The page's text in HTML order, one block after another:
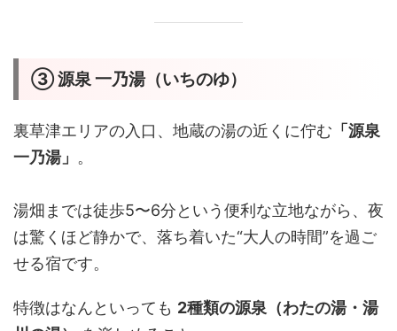
③ 源泉 一乃湯（いちのゆ）
裏草津エリアの入口、地蔵の湯の近くに佇む 「源泉
一乃湯」 。
湯畑までは徒歩5〜6分という便利な立地ながら、夜
は驚くほど静かで、落ち着いた“大人の時間”を過ご
せる宿です。
特徴はなんといっても 2種類の源泉（わたの湯・湯